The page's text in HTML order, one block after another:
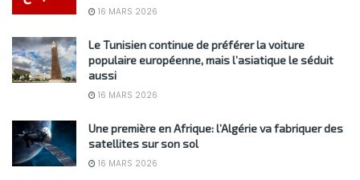
16 MARS 2026
Le Tunisien continue de préférer la voiture
populaire européenne, mais l’asiatique le séduit
aussi
16 MARS 2026
Une première en Afrique: l’Algérie va fabriquer des
satellites sur son sol
16 MARS 2026